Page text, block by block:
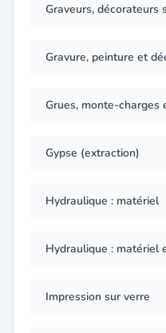
Graveurs, décorateurs
Gypse (extraction)
Hydraulique : matériel
Impression sur verre